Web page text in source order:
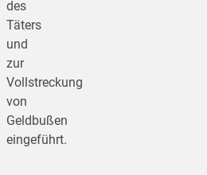
des
Täters
und
zur
Vollstreckung
von
Geldbußen
eingeführt.